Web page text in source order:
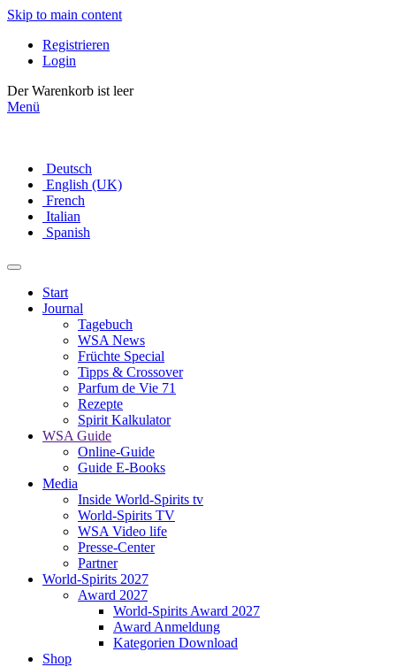
Skip to main content
Registrieren
Login
Der Warenkorb ist leer
Menü
Deutsch
English (UK)
French
Italian
Spanish
Start
Journal
Tagebuch
WSA News
Früchte Special
Tipps & Crossover
Parfum de Vie 71
Rezepte
Spirit Kalkulator
WSA Guide
Online-Guide
Guide E-Books
Media
Inside World-Spirits tv
World-Spirits TV
WSA Video life
Presse-Center
Partner
World-Spirits 2027
Award 2027
World-Spirits Award 2027
Award Anmeldung
Kategorien Download
Shop